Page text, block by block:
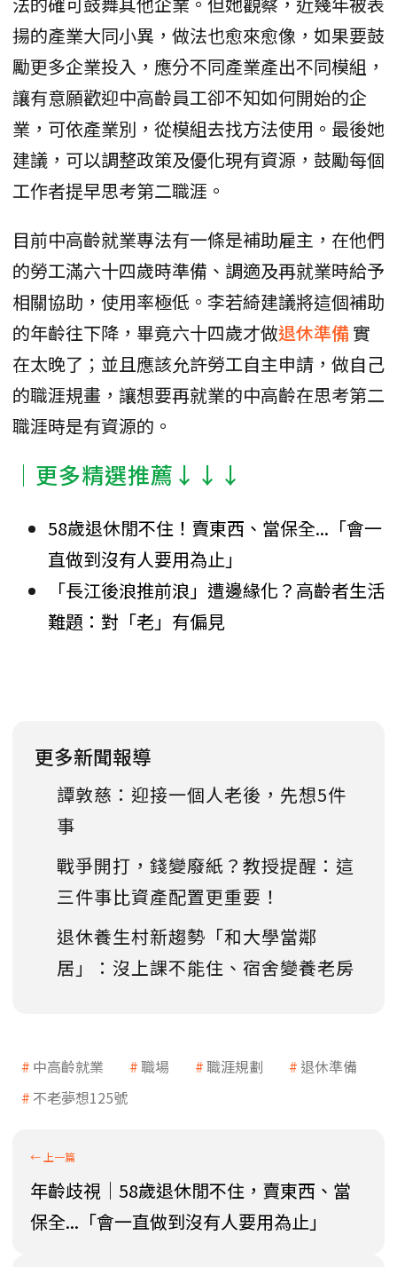
揚的產業大同小異，做法也愈來愈像，如果要鼓
勵更多企業投入，應分不同產業產出不同模組，
讓有意願歡迎中高齡員工卻不知如何開始的企
業，可依產業別，從模組去找方法使用。最後她
建議，可以調整政策及優化現有資源，鼓勵每個
工作者提早思考第二職涯。
目前中高齡就業專法有一條是補助雇主，在他們
的勞工滿六十四歲時準備、調適及再就業時給予
相關協助，使用率極低。李若綺建議將這個補助
的年齡往下降，畢竟六十四歲才做退休準備 實
在太晚了；並且應該允許勞工自主申請，做自己
的職涯規畫，讓想要再就業的中高齡在思考第二
職涯時是有資源的。
│更多精選推薦↓↓↓
58歲退休閒不住！賣東西、當保全...「會一
直做到沒有人要用為止」
「長江後浪推前浪」遭邊緣化？高齡者生活
難題：對「老」有偏見
更多新聞報導
譚敦慈：迎接一個人老後，先想5件
事
戰爭開打，錢變廢紙？教授提醒：這
三件事比資產配置更重要！
退休養生村新趨勢「和大學當鄰
居」：沒上課不能住、宿舍變養老房
中高齡就業 職場 職涯規劃
退休準備
不老夢想125號
年齡歧視│58歲退休閒不住，賣東西、當
保全...「會一直做到沒有人要用為止」